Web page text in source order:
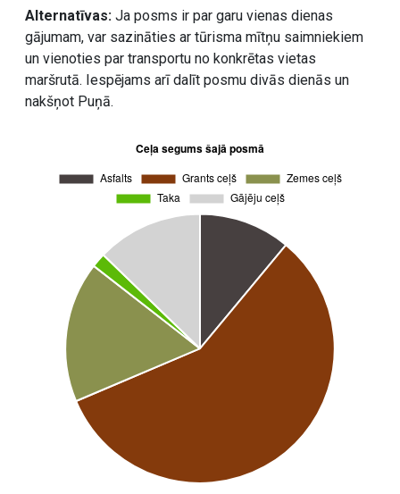
Alternatīvas: Ja posms ir par garu vienas dienas
gājumam, var sazināties ar tūrisma mītņu saimniekiem
un vienoties par transportu no konkrētas vietas
maršrutā. Iespējams arī dalīt posmu divās dienās un
nakšņot Puņā.